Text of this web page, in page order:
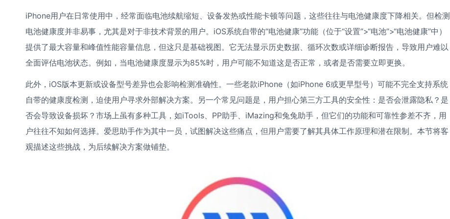
iPhone用户在日常使用中，经常面临电池续航缩短、设备发热或性能卡顿等问题，这些往往与电池健康度下降相关。但检测
电池健康度并非易事，尤其是对于非技术背景的用户。iOS系统自带的“电池健康”功能（位于“设置”>“电池”>“电池健康”中）
提供了最大容量和峰值性能容量信息，但这只是基础视图。它无法显示历史数据、循环次数或详细诊断报告，导致用户难以
全面评估电池状态。例如，当电池健康度显示为85%时，用户可能不知道这是否正常，或者是否需要立即更换。
此外，iOS版本更新或设备型号差异也会影响检测准确性。一些老款iPhone（如iPhone 6或更早型号）可能不完全支持系统
自带的健康度检测，迫使用户寻求外部解决方案。另一个常见问题是，用户担心第三方工具的安全性：是否会泄露隐私？是
否会导致设备损坏？市场上虽有多种工具，如iTools、PP助手、iMazing和兔兔助手，但它们的功能和可靠性参差不齐，用
户往往不知如何选择。爱思助手作为其中一员，试图解决这些痛点，但用户需要了解其具体工作原理和潜在限制。本节将客
观描述这些挑战，为后续解决方案做铺垫。